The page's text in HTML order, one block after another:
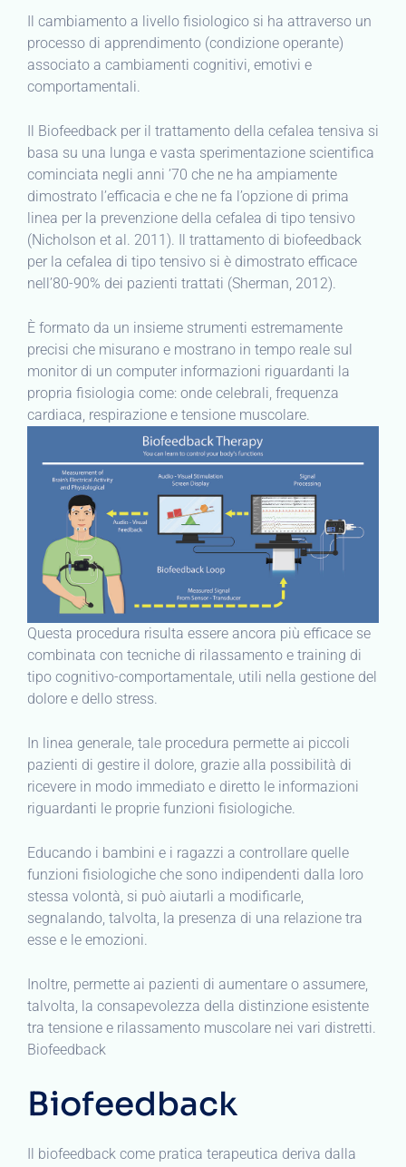
Il cambiamento a livello fisiologico si ha attraverso un
processo di apprendimento (condizione operante)
associato a cambiamenti cognitivi, emotivi e
comportamentali.
Il Biofeedback per il trattamento della cefalea tensiva si
basa su una lunga e vasta sperimentazione scientifica
cominciata negli anni ’70 che ne ha ampiamente
dimostrato l’efficacia e che ne fa l’opzione di prima
linea per la prevenzione della cefalea di tipo tensivo
(Nicholson et al. 2011). Il trattamento di biofeedback
per la cefalea di tipo tensivo si è dimostrato efficace
nell’80-90% dei pazienti trattati (Sherman, 2012).
È formato da un insieme strumenti estremamente
precisi che misurano e mostrano in tempo reale sul
monitor di un computer informazioni riguardanti la
propria fisiologia come: onde celebrali, frequenza
cardiaca, respirazione e tensione muscolare.
Questa procedura risulta essere ancora più efficace se
combinata con tecniche di rilassamento e training di
tipo cognitivo-comportamentale, utili nella gestione del
dolore e dello stress.
In linea generale, tale procedura permette ai piccoli
pazienti di gestire il dolore, grazie alla possibilità di
ricevere in modo immediato e diretto le informazioni
riguardanti le proprie funzioni fisiologiche.
Educando i bambini e i ragazzi a controllare quelle
funzioni fisiologiche che sono indipendenti dalla loro
stessa volontà, si può aiutarli a modificarle,
segnalando, talvolta, la presenza di una relazione tra
esse e le emozioni.
Inoltre, permette ai pazienti di aumentare o assumere,
talvolta, la consapevolezza della distinzione esistente
tra tensione e rilassamento muscolare nei vari distretti.
Biofeedback
Biofeedback
Il biofeedback come pratica terapeutica deriva dalla